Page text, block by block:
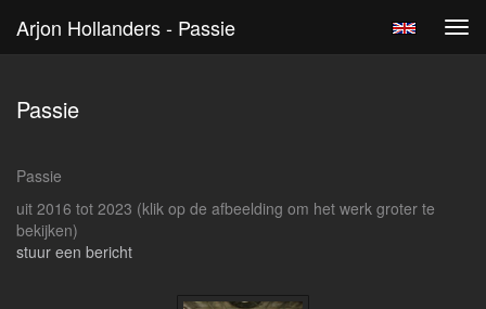
Arjon Hollanders - Passie
Passie
Passie
uit 2016 tot 2023 (klik op de afbeelding om het werk groter te
bekijken)
stuur een bericht